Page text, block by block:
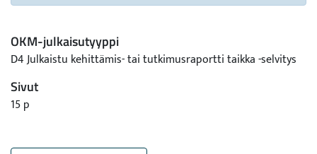
OKM-julkaisutyyppi
D4 Julkaistu kehittämis- tai tutkimusraportti taikka -selvitys
Sivut
15 p